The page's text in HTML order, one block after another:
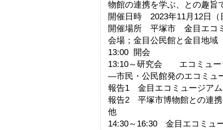
物館の連携を学ぶ、との趣旨
開催日時 2023年11月12日（
開催場所 平塚市 金目エコ
会場；金目公民館と金目地域
13:00 開会
13:10～研究会 エコミュー
―市民・公民館発のエコミュ
報告1 金目エコミュージア
報告2 平塚市博物館との連携
他
14:30～16:30 金目エコミュ